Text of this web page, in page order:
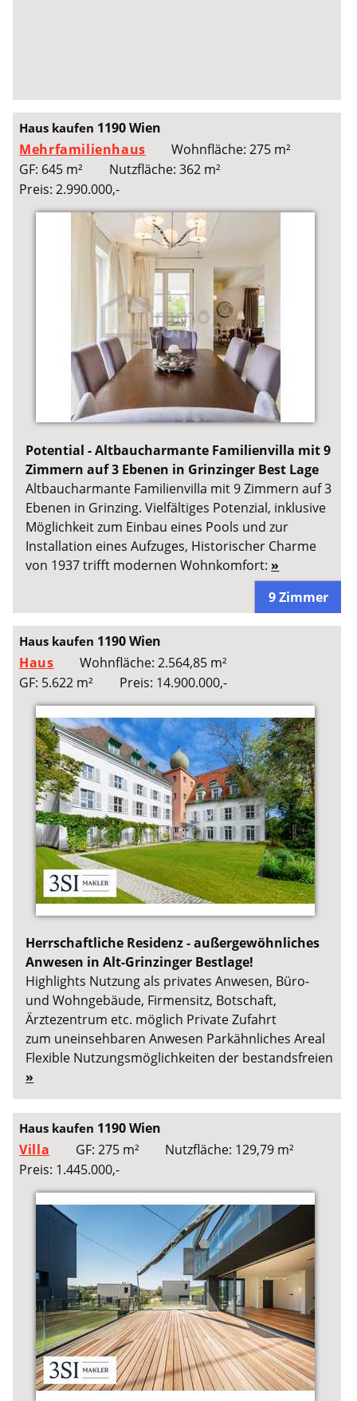
Haus kaufen 1190 Wien
Mehrfamilienhaus
Wohnfläche: 275 m²
GF: 645 m²
Nutzfläche: 362 m²
Preis: 2.990.000,-
Potential - Altbaucharmante Familienvilla mit 9
Zimmern auf 3 Ebenen in Grinzinger Best Lage
Altbaucharmante Familienvilla mit 9 Zimmern auf 3
Ebenen in Grinzing. Vielfältiges Potenzial, inklusive
Möglichkeit zum Einbau eines Pools und zur
Installation eines Aufzuges, Historischer Charme
von 1937 trifft modernen Wohnkomfort: »
9 Zimmer
Haus kaufen 1190 Wien
Haus
Wohnfläche: 2.564,85 m²
GF: 5.622 m²
Preis: 14.900.000,-
Herrschaftliche Residenz - außergewöhnliches
Anwesen in Alt-Grinzinger Bestlage!
Highlights Nutzung als privates Anwesen, Büro-
und Wohngebäude, Firmensitz, Botschaft,
Ärztezentrum etc. möglich Private Zufahrt
zum uneinsehbaren Anwesen Parkähnliches Areal
Flexible Nutzungsmöglichkeiten der bestandsfreien
»
Haus kaufen 1190 Wien
Villa
GF: 275 m²
Nutzfläche: 129,79 m²
Preis: 1.445.000,-